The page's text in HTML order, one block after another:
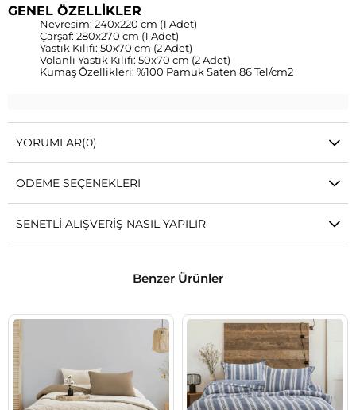
GENEL ÖZELLİKLER
Nevresim: 240x220 cm (1 Adet)
Çarşaf: 280x270 cm (1 Adet)
Yastık Kılıfı: 50x70 cm (2 Adet)
Volanlı Yastık Kılıfı: 50x70 cm (2 Adet)
Kumaş Özellikleri: %100 Pamuk Saten 86 Tel/cm2
YORUMLAR(0)
ÖDEME SEÇENEKLERI
SENETLI ALIŞVERIŞ NASIL YAPILIR
Benzer Ürünler